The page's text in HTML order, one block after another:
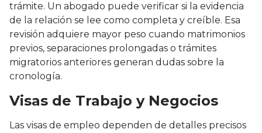
trámite. Un abogado puede verificar si la evidencia
de la relación se lee como completa y creíble. Esa
revisión adquiere mayor peso cuando matrimonios
previos, separaciones prolongadas o trámites
migratorios anteriores generan dudas sobre la
cronología.
Visas de Trabajo y Negocios
Las visas de empleo dependen de detalles precisos